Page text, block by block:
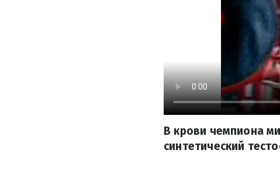
В крови чемпиона
синтетический